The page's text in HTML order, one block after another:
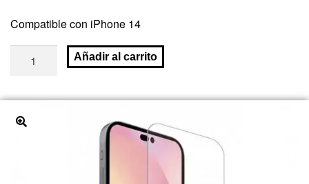
Compatible con iPhone 14
Añadir al carrito